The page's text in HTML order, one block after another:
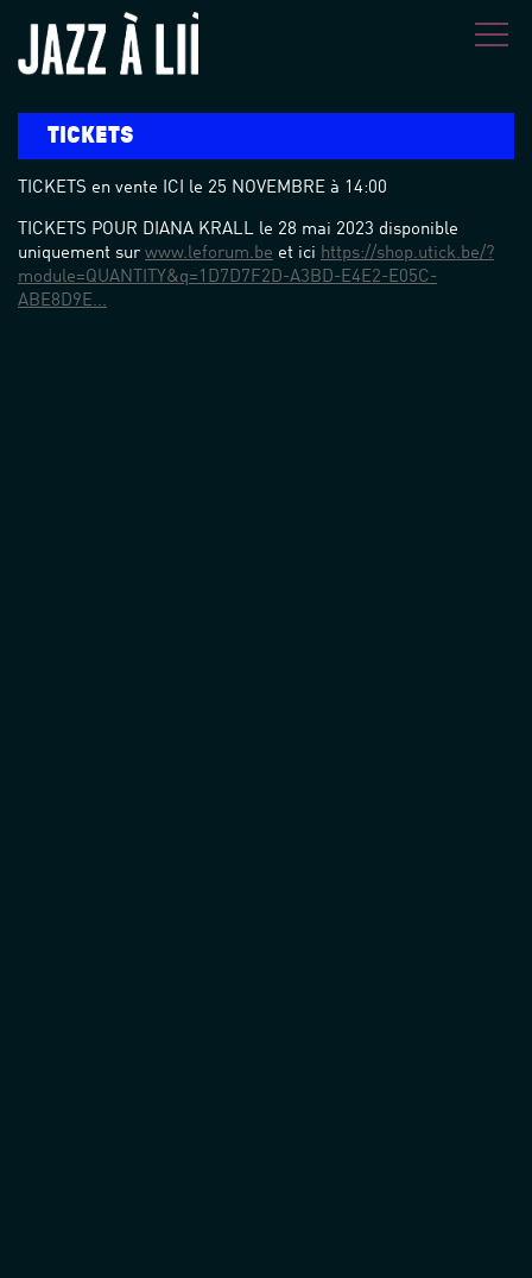
TICKETS
TICKETS en vente ICI le 25 NOVEMBRE à 14:00
TICKETS POUR DIANA KRALL le 28 mai 2023 disponible
uniquement sur www.leforum.be et ici https://shop.utick.be/?
module=QUANTITY&q=1D7D7F2D-A3BD-E4E2-E05C-
ABE8D9E...